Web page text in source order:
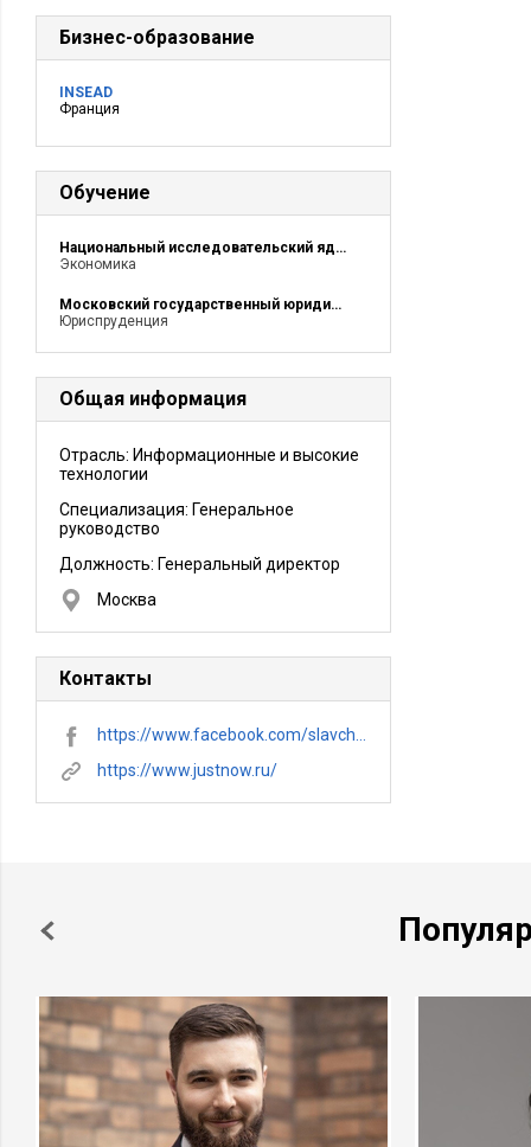
Бизнес-образование
INSEAD
Франция
Обучение
Национальный исследовательский ядерный университет «МИФИ»
Экономика
Московский государственный юридический университет
Юриспруденция
Общая информация
Отрасль: Информационные и высокие
технологии
Специализация: Генеральное
руководство
Должность: Генеральный директор
Москва
Контакты
https://www.justnow.ru/